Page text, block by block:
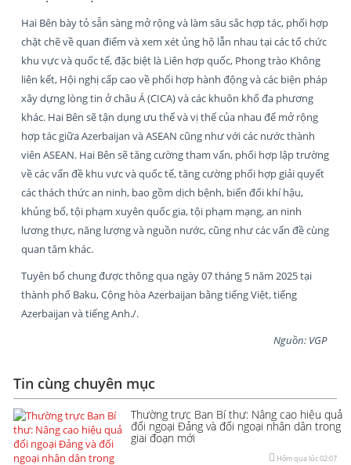
Hai Bên bày tỏ sẵn sàng mở rộng và làm sâu sắc hợp tác, phối hợp
chặt chẽ về quan điểm và xem xét ủng hộ lẫn nhau tại các tổ chức
khu vực và quốc tế, đặc biệt là Liên hợp quốc, Phong trào Không
liên kết, Hội nghị cấp cao về phối hợp hành động và các biện pháp
xây dựng lòng tin ở châu Á (CICA) và các khuôn khổ đa phương
khác. Hai Bên sẽ tận dụng ưu thế và vị thế của nhau để mở rộng
hợp tác giữa Azerbaijan và ASEAN cũng như với các nước thành
viên ASEAN. Hai Bên sẽ tăng cường tham vấn, phối hợp lập trường
về các vấn đề khu vực và quốc tế, tăng cường phối hợp giải quyết
các thách thức an ninh, bao gồm dịch bệnh, biến đổi khí hậu,
khủng bố, tội phạm xuyên quốc gia, tội phạm mạng, an ninh
lương thực, năng lượng và nguồn nước, cũng như các vấn đề cùng
quan tâm khác.
Tuyên bố chung được thông qua ngày 07 tháng 5 năm 2025 tại
thành phố Baku, Cộng hòa Azerbaijan bằng tiếng Việt, tiếng
Azerbaijan và tiếng Anh./.
Nguồn: VGP
Tin cùng chuyên mục
Thường trực Ban Bí thư: Nâng cao hiệu quả
đối ngoại Đảng và đối ngoại nhân dân trong
giai đoạn mới
Hôm qua lúc 02:07